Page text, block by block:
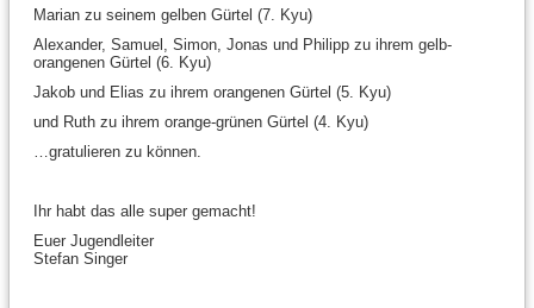
Marian zu seinem gelben Gürtel (7. Kyu)
Alexander, Samuel, Simon, Jonas und Philipp zu ihrem gelb-
orangenen Gürtel (6. Kyu)
Jakob und Elias zu ihrem orangenen Gürtel (5. Kyu)
und Ruth zu ihrem orange-grünen Gürtel (4. Kyu)
…gratulieren zu können.
Ihr habt das alle super gemacht!
Euer Jugendleiter
Stefan Singer